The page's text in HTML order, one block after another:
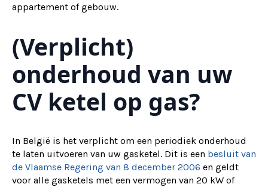
appartement of gebouw.
(Verplicht)
onderhoud van uw
CV ketel op gas?
In België is het verplicht om een periodiek onderhoud
te laten uitvoeren van uw gasketel. Dit is een besluit van
de Vlaamse Regering van 8 december 2006 en geldt
voor alle gasketels met een vermogen van 20 kW of